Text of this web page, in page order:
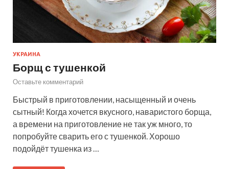
УКРАИНА
Борщ с тушенкой
Оставьте комментарий
Быстрый в приготовлении, насыщенный и очень
сытный! Когда хочется вкусного, наваристого борща,
а времени на приготовление не так уж много, то
попробуйте сварить его с тушенкой. Хорошо
подойдёт тушенка из …